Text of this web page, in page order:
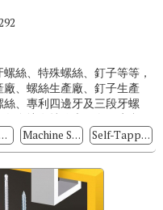
絲、特殊螺絲、釘子等等，
、螺絲生產廠、釘子生產
絲、專利四邊牙及三段牙螺
自擁有抽線廠、白鐵生產
點分...
Screws Machine Screws Self-Tapping Screws